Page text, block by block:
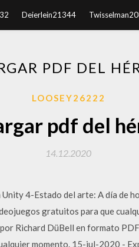
Deierlein21344
PDF DEL
LOOSEY26222
pdf del
14.12.2020
4-Estado del arte: A día de
gratuitos para que
Richard DüBell en formato
momento. 15-jul-2020 -